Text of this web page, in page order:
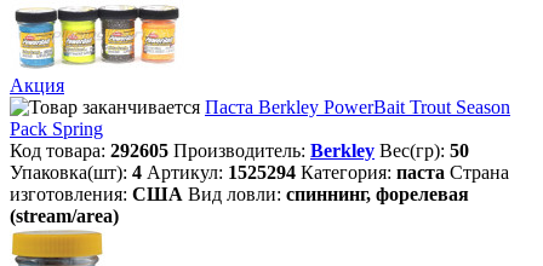
Акция
Паста Berkley PowerBait Trout Season
Pack Spring
Код товара: 292605 Производитель: Berkley Вес(гр): 50
Упаковка(шт): 4 Артикул: 1525294 Категория: паста Страна
изготовления: США Вид ловли: спиннинг, форелевая
(stream/area)